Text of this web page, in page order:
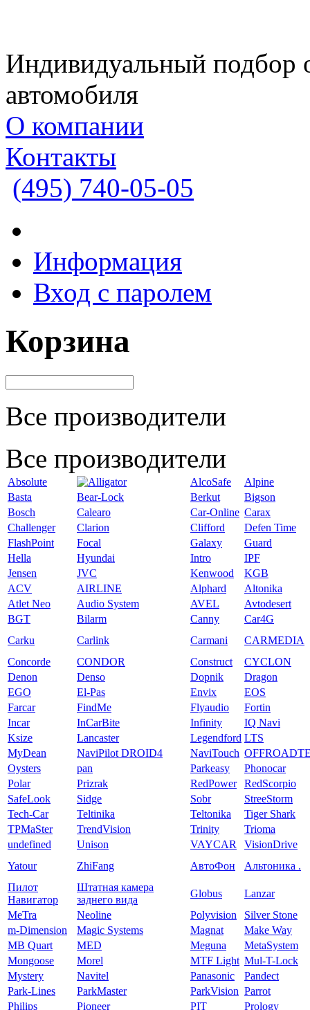
Индивидуальный подбор
автомобиля
О компании
Контакты
(495) 740-05-05
Информация
Вход с паролем
Корзина
Все производители
Все производители
Absolute AlcoSafe
Alpine
Basta
Bear-Lock Berkut
Bigson
Bosch
Calearo Car-Online Carax
Challenger
Clarion Clifford
Defen Time
FlashPoint
Focal Galaxy
Guard
Hella
Hyundai Intro
IPF
Jensen
JVC Kenwood
KGB
ACV
AIRLINE Alphard
Altonika
Atlet Neo
Audio System AVEL
Avtodesert
BGT
Bilarm Canny
Car4G
Carku
Carlink Carmani
CARMEDIA
Concorde
CONDOR Construct
CYCLON
Denon
Denso Dopnik
Dragon
EGO
El-Pas Envix
EOS
Farcar
FindMe Flyaudio
Fortin
Incar
InCarBite Infinity
IQ Navi
Ksize
Lancaster Legendford LTS
MyDean
NaviPilot DROID4 NaviTouch
Oysters
pan Parkeasy
Phonocar
Polar
Prizrak RedPower
RedScorpio
SafeLook
Sidge Sobr
StreeStorm
Tech-Car
Teltinika Teltonika
Tiger Shark
TPMaSter
TrendVision Trinity
Trioma
undefined
Unison VAYCAR
VisionDrive
Yatour
ZhiFang АвтоФон
Альтоника .
Пилот
Навигатор
Штатная камера
заднего вида
Globus
Lanzar
MeTra
Neoline Polyvision
Silver Stone
m-Dimension
Magic Systems Magnat
Make Way
MB Quart
MED Meguna
MetaSystem
Mongoose
Morel MTF Light Mul-T-Lock
Mystery
Navitel Panasonic
Pandect
Park-Lines
ParkMaster ParkVision Parrot
Philips
Pioneer PIT
Prology